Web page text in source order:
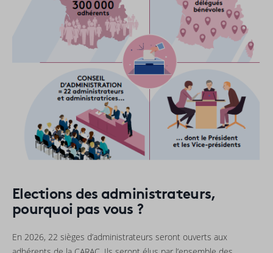
Elections des administrateurs,
pourquoi pas vous ?
En 2026, 22 sièges d’administrateurs seront ouverts aux